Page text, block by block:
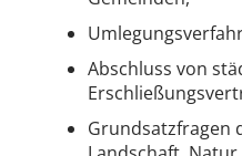
Abschluss von
Grundsatzfragen